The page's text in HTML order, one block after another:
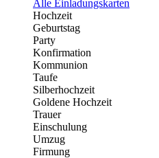
Alle Einladungskarten
Hochzeit
Geburtstag
Party
Konfirmation
Kommunion
Taufe
Silberhochzeit
Goldene Hochzeit
Trauer
Einschulung
Umzug
Firmung